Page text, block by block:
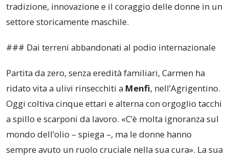
tradizione, innovazione e il coraggio delle donne in un
settore storicamente maschile.
### Dai terreni abbandonati al podio internazionale
Partita da zero, senza eredità familiari, Carmen ha
ridato vita a ulivi rinsecchiti a Menfi, nell’Agrigentino.
Oggi coltiva cinque ettari e alterna con orgoglio tacchi
a spillo e scarponi da lavoro. «C’è molta ignoranza sul
mondo dell’olio – spiega –, ma le donne hanno
sempre avuto un ruolo cruciale nella sua cura». La sua